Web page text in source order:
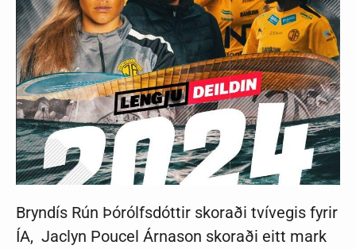
Bryndís Rún Þórólfsdóttir skoraði tvívegis fyrir
ÍA, Jaclyn Poucel Árnason skoraði eitt mark